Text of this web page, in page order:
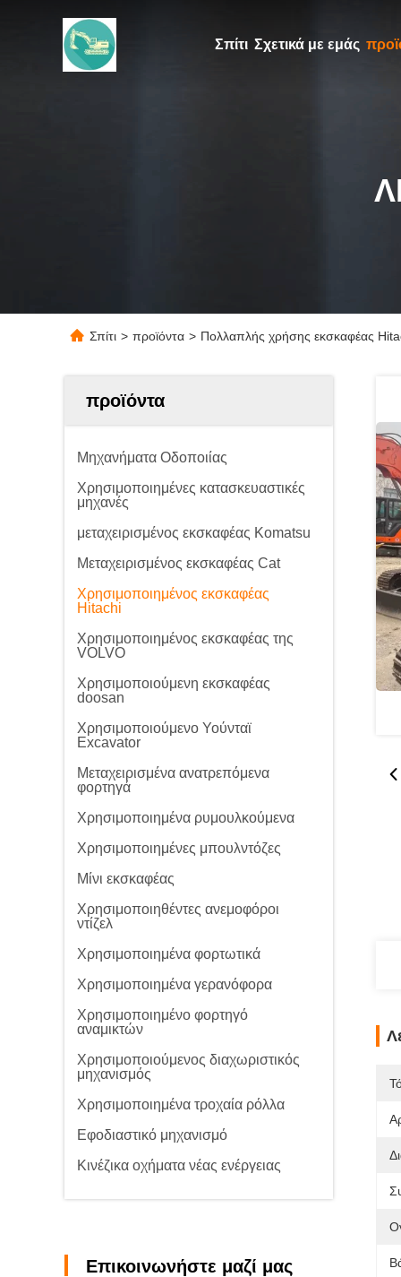
Σπίτι Σχετικά με εμάς
Σπίτι > προϊόντα > Πολλαπλής χρήσης εκσκαφέας
προϊόντα
Μηχανήματα Οδοποιίας
Χρησιμοποιημένες κατασκευαστικές
μηχανές
μεταχειρισμένος εκσκαφέας Komatsu
Μεταχειρισμένος εκσκαφέας Cat
Χρησιμοποιημένος εκσκαφέας
Hitachi
Χρησιμοποιημένος εκσκαφέας της
VOLVO
Χρησιμοποιούμενη εκσκαφέας
doosan
Χρησιμοποιούμενο Υούνταϊ
Excavator
Μεταχειρισμένα ανατρεπόμενα
φορτηγά
Χρησιμοποιημένα ρυμουλκούμενα
Χρησιμοποιημένες μπουλντόζες
Μίνι εκσκαφέας
Χρησιμοποιηθέντες ανεμοφόροι
ντίζελ
Χρησιμοποιημένα φορτωτικά
Χρησιμοποιημένα γερανόφορα
Χρησιμοποιημένο φορτηγό
αναμικτών
Χρησιμοποιούμενος διαχωριστικός
μηχανισμός
Χρησιμοποιημένα τροχαία ρόλλα
Εφοδιαστικό μηχανισμό
Κινέζικα οχήματα νέας ενέργειας
Επικοινωνήστε μαζί μας